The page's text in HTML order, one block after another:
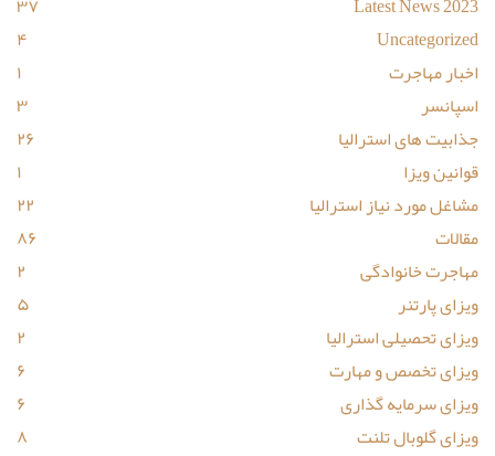
Uncategorized
۴
اخبار مهاجرت
۱
اسپانسر
۳
جذابیت های استرالیا
۲۶
قوانین ویزا
۱
مشاغل مورد نیاز استرالیا
۲۲
مقالات
۸۶
مهاجرت خانوادگی
۲
ویزای پارتنر
۵
ویزای تحصیلی استرالیا
۲
ویزای تخصص و مهارت
۶
ویزای سرمایه گذاری
۶
ویزای گلوبال تلنت
۸